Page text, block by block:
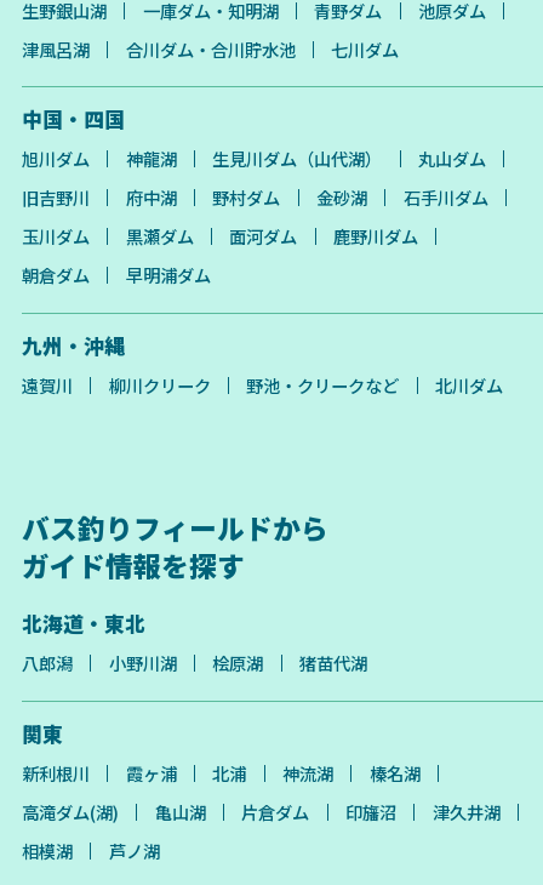
生野銀山湖 一庫ダム・知明湖 青野ダム
池原ダム
津風呂湖
合川ダム・合川貯水池 七川ダム
中国・四国
旭川ダム 神龍湖 生見川ダム（山代湖）
丸山ダム
旧吉野川
府中湖 野村ダム 金砂湖
石手川ダム
玉川ダム
黒瀬ダム 面河ダム
鹿野川ダム
朝倉ダム
早明浦ダム
九州・沖縄
遠賀川 柳川クリーク 野池・クリークなど 北川ダム
バス釣りフィールドから
ガイド情報を探す
北海道・東北
八郎潟 小野川湖 桧原湖 猪苗代湖
関東
新利根川 霞ヶ浦 北浦 神流湖
榛名湖
高滝ダム(湖)
亀山湖 片倉ダム 印旛沼
津久井湖
相模湖
芦ノ湖